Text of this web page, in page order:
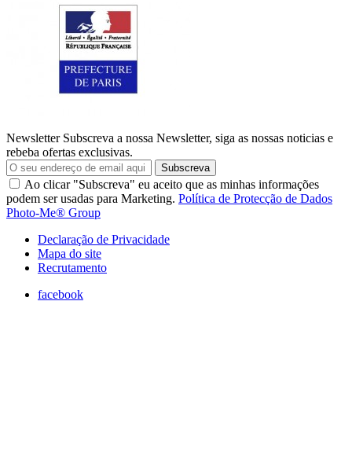
Newsletter Subscreva a nossa Newsletter, siga as nossas noticias e
rebeba ofertas exclusivas.
Subscreva
Ao clicar "Subscreva" eu aceito que as minhas informações
podem ser usadas para Marketing. Política de Protecção de Dados
Photo-Me® Group
Declaração de Privacidade
Mapa do site
Recrutamento
facebook